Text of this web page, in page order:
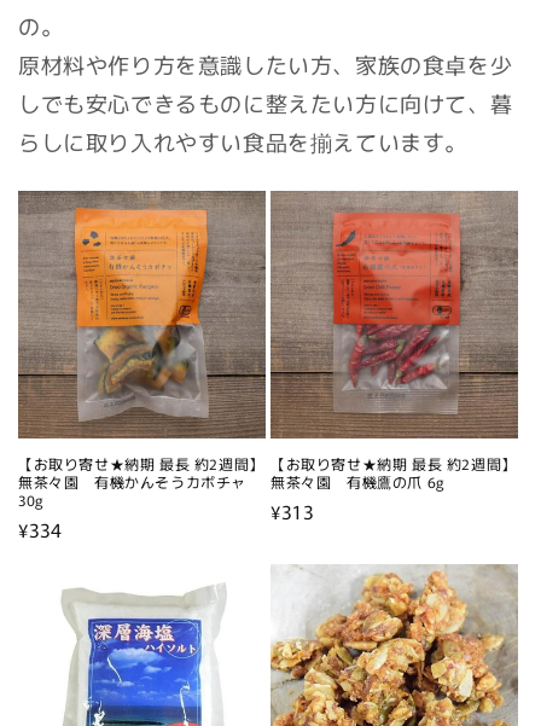
の。
原材料や作り方を意識したい方、家族の食卓を少
しでも安心できるものに整えたい方に向けて、暮
らしに取り入れやすい食品を揃えています。
【お取り寄せ★納期 最長 約2週間】
無茶々園 有機かんそうカボチャ
30g
通
¥334
【お取り寄せ★納期 最長 約2週間】
無茶々園 有機鷹の爪 6g
通
価
¥313